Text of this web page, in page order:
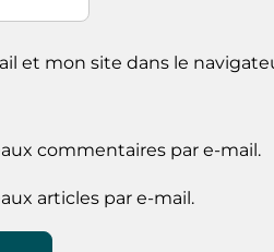
et mon site dans le
commentaires par e-mail.
articles par e-mail.